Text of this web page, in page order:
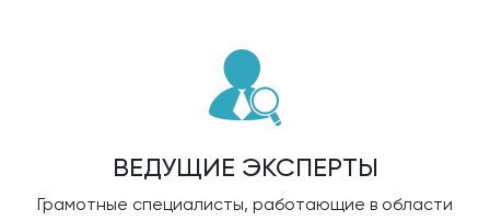
ВЕДУЩИЕ ЭКСПЕРТЫ
Грамотные специалисты, работающие в области